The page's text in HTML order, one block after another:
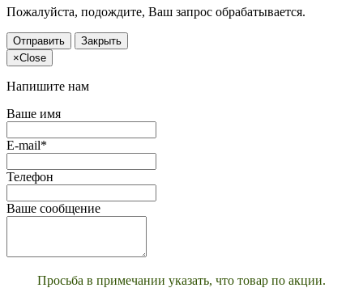
Пожалуйста, подождите, Ваш запрос обрабатывается.
Отправить
Закрыть
×Close
Напишите нам
Ваше имя
E-mail*
Телефон
Ваше сообщение
Просьба в примечании указать, что товар по акции.